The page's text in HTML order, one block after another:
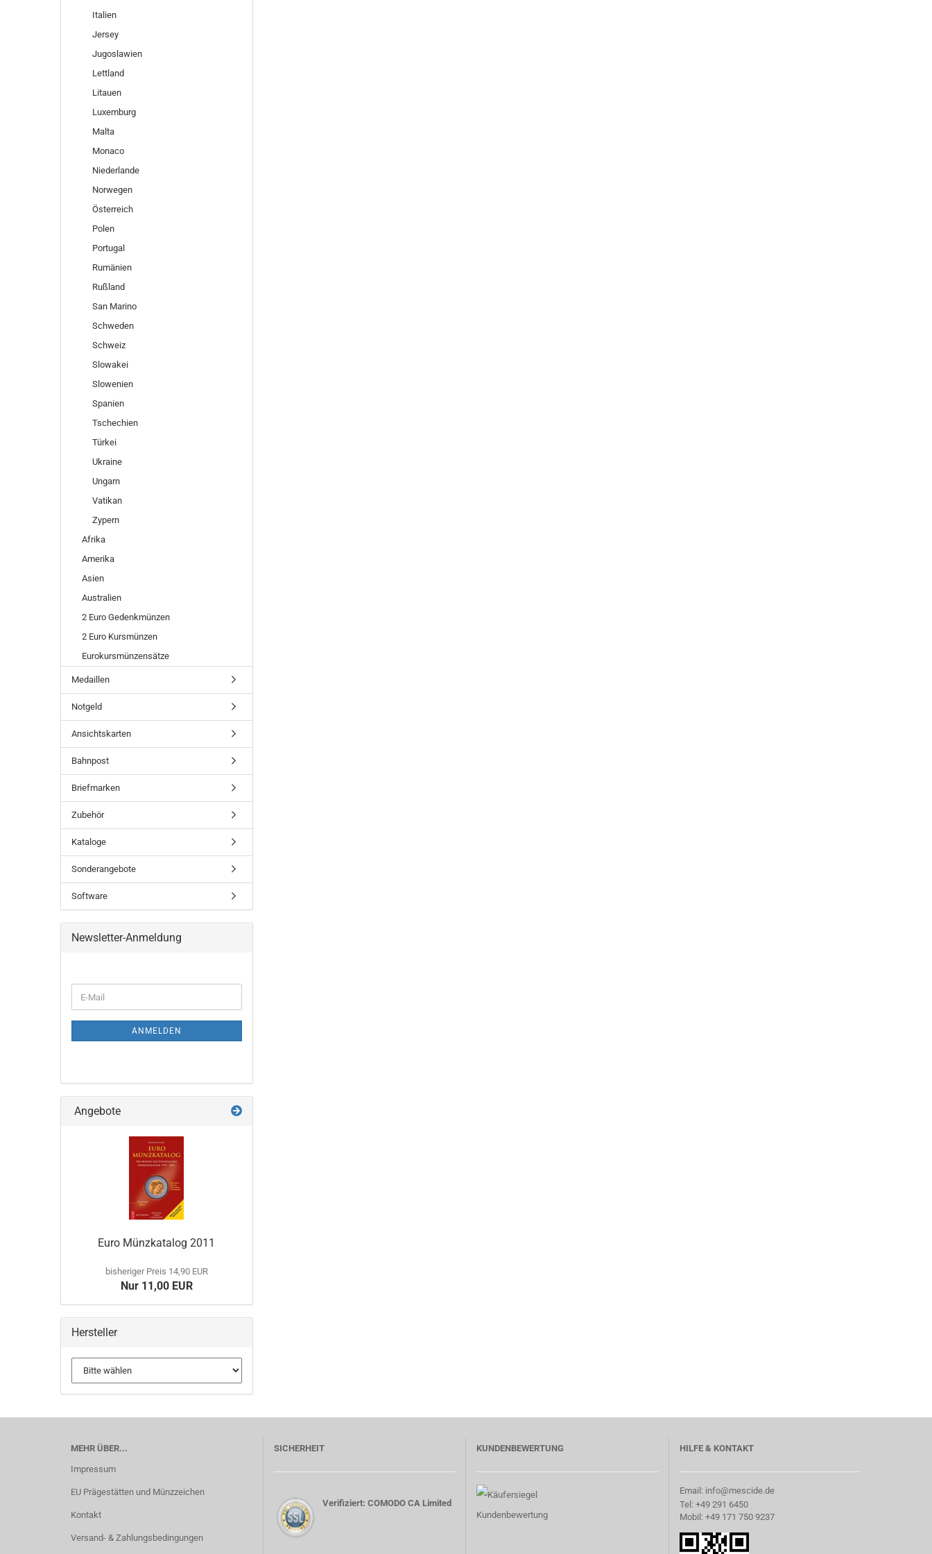
Italien
Jersey
Jugoslawien
Lettland
Litauen
Luxemburg
Malta
Monaco
Niederlande
Norwegen
Österreich
Polen
Portugal
Rumänien
Rußland
San Marino
Schweden
Schweiz
Slowakei
Slowenien
Spanien
Tschechien
Türkei
Ukraine
Ungarn
Vatikan
Zypern
Afrika
Amerika
Asien
Australien
2 Euro Gedenkmünzen
2 Euro Kursmünzen
Eurokursmünzensätze
Medaillen
Notgeld
Ansichtskarten
Bahnpost
Briefmarken
Zubehör
Kataloge
Sonderangebote
Software
Newsletter-Anmeldung
ZUR
E-
Mail
ANMELDEN
Angebote
Euro Münz­ka­ta­log 2011
bisheriger Preis 14,90 EUR
Nur 11,00 EUR
Hersteller
MEHR ÜBER...
Impressum
EU Prägestätten und Münzzeichen
Kontakt
Versand- & Zahlungsbedingungen
SICHERHEIT
Verifiziert: COMODO CA Limited
KUNDENBEWERTUNG HILFE & KONTAKT
Email: info@mescide.de
Tel: +49 291 6450
Mobil: +49 171 750 9237